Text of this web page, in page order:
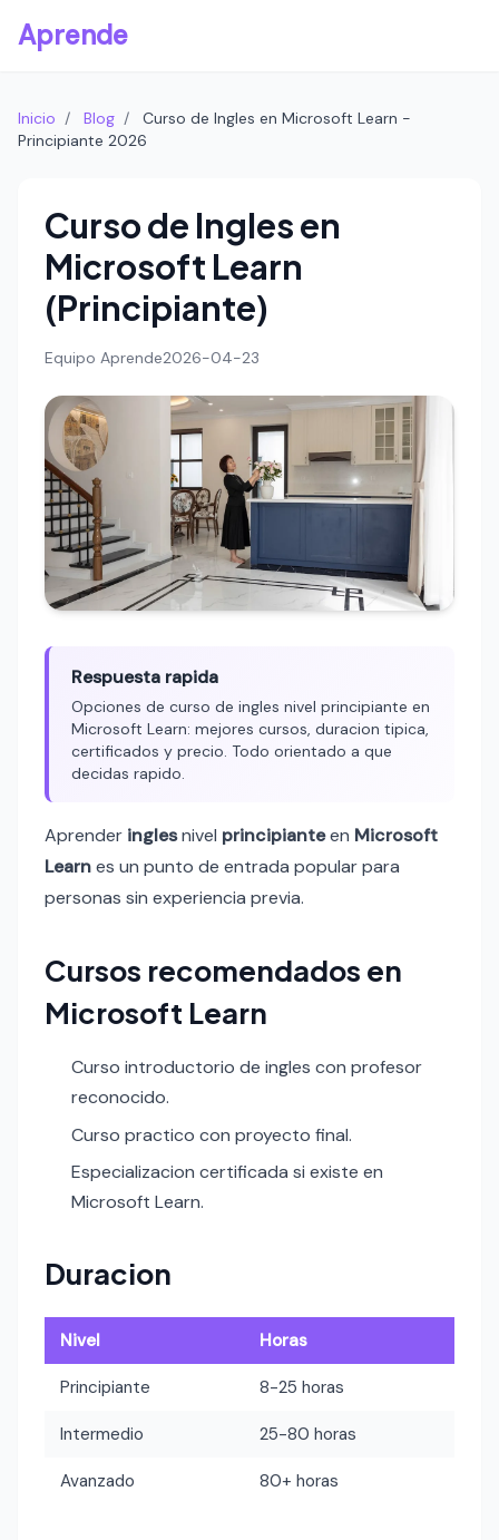
Aprende
Inicio / Blog /
Curso de Ingles en Microsoft Learn -
Principiante 2026
Curso de Ingles en
Microsoft Learn
(Principiante)
Equipo Aprende2026-04-23
Respuesta rapida
Opciones de curso de ingles nivel principiante en
Microsoft Learn: mejores cursos, duracion tipica,
certificados y precio. Todo orientado a que
decidas rapido.
Aprender inglesnivel principianteen Microsoft
Learnes un punto de entrada popular para
personas sin experiencia previa.
Cursos recomendados en
Microsoft Learn
Curso introductorio de ingles con profesor
reconocido.
Curso practico con proyecto final.
Especializacion certificada si existe en
Microsoft Learn.
Duracion
Nivel Horas
Principiante 8-25 horas
Intermedio 25-80 horas
Avanzado 80+ horas